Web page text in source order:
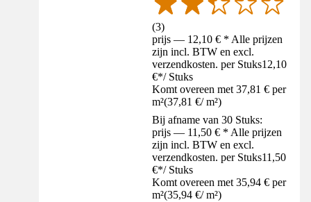
(3)
prijs — 12,10 € * Alle prijzen
zijn incl. BTW en excl.
verzendkosten. per Stuks12,10
€*/ Stuks
Komt overeen met 37,81 € per
m²(37,81 €/ m²)
Bij afname van 30 Stuks:
prijs — 11,50 € * Alle prijzen
zijn incl. BTW en excl.
verzendkosten. per Stuks11,50
€*/ Stuks
Komt overeen met 35,94 € per
m²(35,94 €/ m²)